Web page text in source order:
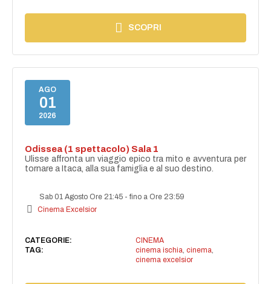
SCOPRI
AGO
01
2026
Odissea (1 spettacolo) Sala 1
Ulisse affronta un viaggio epico tra mito e avventura per
tornare a Itaca, alla sua famiglia e al suo destino.
Sab 01 Agosto Ore 21:45 -fino a Ore 23:59
Cinema Excelsior
CATEGORIE:
CINEMA
TAG:
cinema ischia cinema
cinema excelsior